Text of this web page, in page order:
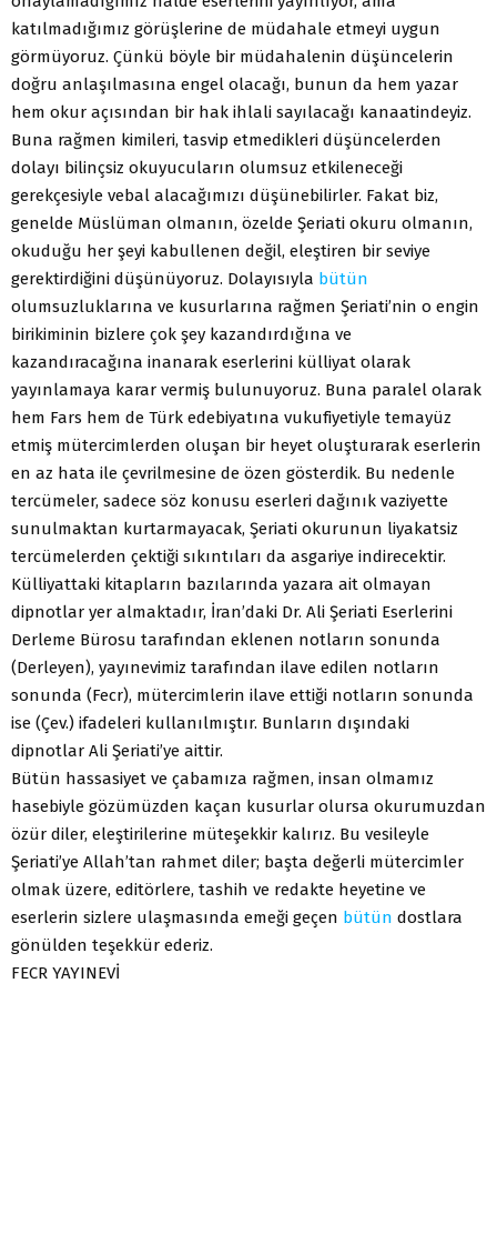
katılmadığımız görüşlerine de müdahale etmeyi uygun
görmüyoruz. Çünkü böyle bir müdahalenin düşüncelerin
doğru anlaşılmasına engel olacağı, bunun da hem yazar
hem okur açısından bir hak ihlali sayılacağı kanaatindeyiz.
Buna rağmen kimileri, tasvip etmedikleri düşüncelerden
dolayı bilinçsiz okuyucuların olumsuz etkileneceği
gerekçesiyle vebal alacağımızı düşünebilirler. Fakat biz,
genelde Müslüman olmanın, özelde Şeriati okuru olmanın,
okuduğu her şeyi kabullenen değil, eleştiren bir seviye
gerektirdiğini düşünüyoruz. Dolayısıyla bütün
olumsuzluklarına ve kusurlarına rağmen Şeriati’nin o engin
birikiminin bizlere çok şey kazandırdığına ve
kazandıracağına inanarak eserlerini külliyat olarak
yayınlamaya karar vermiş bulunuyoruz. Buna paralel olarak
hem Fars hem de Türk edebiyatına vukufiyetiyle temayüz
etmiş mütercimlerden oluşan bir heyet oluşturarak eserlerin
en az hata ile çevrilmesine de özen gösterdik. Bu nedenle
tercümeler, sadece söz konusu eserleri dağınık vaziyette
sunulmaktan kurtarmayacak, Şeriati okurunun liyakatsiz
tercümelerden çektiği sıkıntıları da asgariye indirecektir.
Külliyattaki kitapların bazılarında yazara ait olmayan
dipnotlar yer almaktadır, İran’daki Dr. Ali Şeriati Eserlerini
Derleme Bürosu tarafından eklenen notların sonunda
(Derleyen), yayınevimiz tarafından ilave edilen notların
sonunda (Fecr), mütercimlerin ilave ettiği notların sonunda
ise (Çev.) ifadeleri kullanılmıştır. Bunların dışındaki
dipnotlar Ali Şeriati’ye aittir.
Bütün hassasiyet ve çabamıza rağmen, insan olmamız
hasebiyle gözümüzden kaçan kusurlar olursa okurumuzdan
özür diler, eleştirilerine müteşekkir kalırız. Bu vesileyle
Şeriati’ye Allah’tan rahmet diler; başta değerli mütercimler
olmak üzere, editörlere, tashih ve redakte heyetine ve
eserlerin sizlere ulaşmasında emeği geçen bütün dostlara
gönülden teşekkür ederiz.
FECR YAYINEVİ